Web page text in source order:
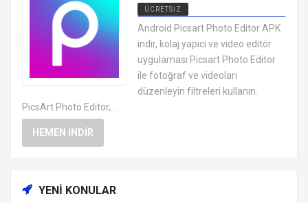
ÜCRETSIZ
ANDROID FOTOĞRAF DÜZENLEME
UYGULAMALARI APK
Android Picsart Photo Editor APK
indir, kolaj yapıcı ve video editör
uygulaması Picsart Photo Editor
ile fotoğraf ve videoları
düzenleyin filtreleri kullanın.
PicsArt Photo Editor,...
HEMEN İNDIR
YENI KONULAR